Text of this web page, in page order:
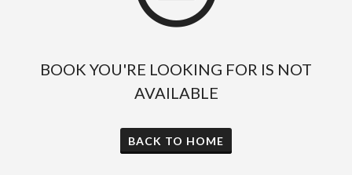
BOOK YOU'RE LOOKING FOR IS NOT
AVAILABLE
BACK TO HOME